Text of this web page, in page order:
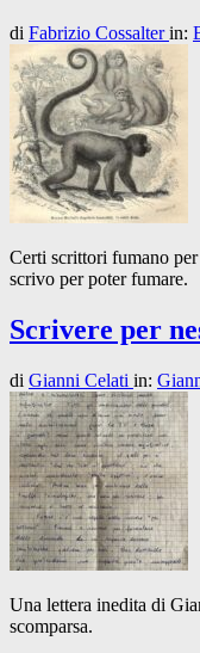
di Fabrizio Cossalterin:
Certi scrittori fumano
scrivo per poter fumare.
Scrivere per
di Gianni Celati in:
Una lettera inedita di
scomparsa.